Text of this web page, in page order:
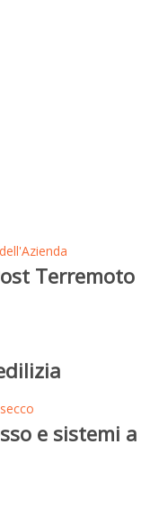
Terremoto
e sistemi a